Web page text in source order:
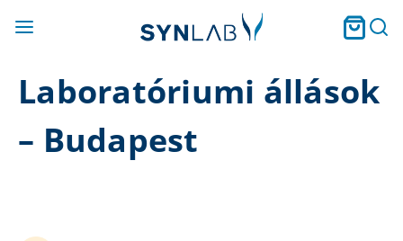
Laboratóriumi állások
– Budapest